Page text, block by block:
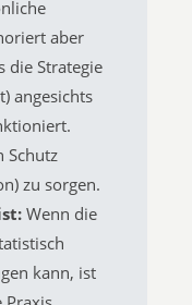
aber
die Strategie
angesichts
Schutz
zu sorgen.
Wenn die
kann, ist